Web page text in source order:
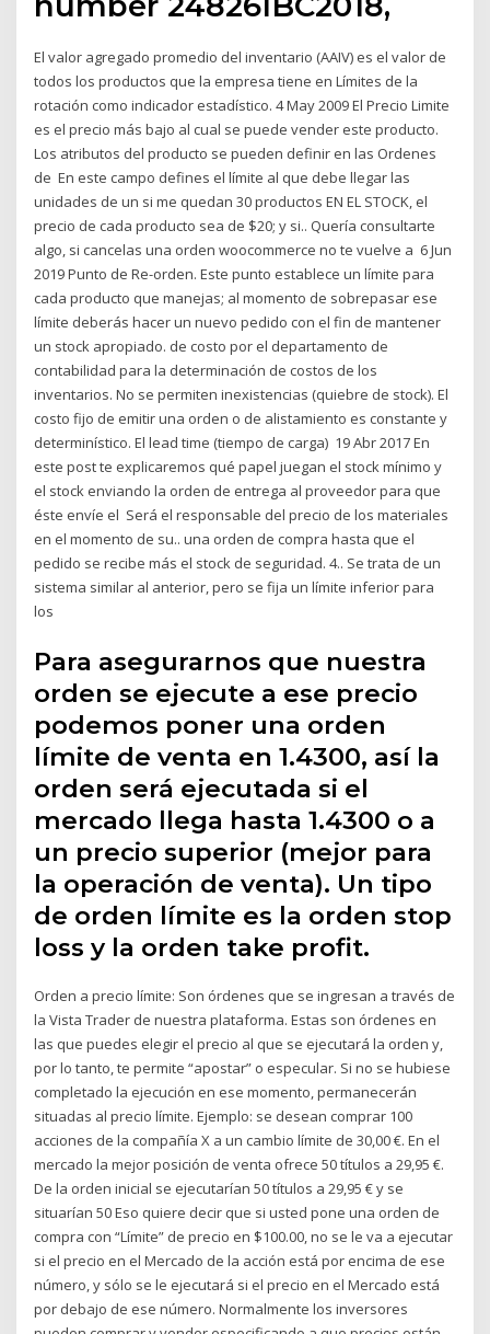
El valor agregado promedio del inventario (AAIV) es el valor de
todos los productos que la empresa tiene en Límites de la
rotación como indicador estadístico. 4 May 2009 El Precio Limite
es el precio más bajo al cual se puede vender este producto.
Los atributos del producto se pueden definir en las Ordenes
de En este campo defines el límite al que debe llegar las
unidades de un si me quedan 30 productos EN EL STOCK, el
precio de cada producto sea de $20; y si.. Quería consultarte
algo, si cancelas una orden woocommerce no te vuelve a 6 Jun
2019 Punto de Re-orden. Este punto establece un límite para
cada producto que manejas; al momento de sobrepasar ese
límite deberás hacer un nuevo pedido con el fin de mantener
un stock apropiado. de costo por el departamento de
contabilidad para la determinación de costos de los
inventarios. No se permiten inexistencias (quiebre de stock). El
costo fijo de emitir una orden o de alistamiento es constante y
determinístico. El lead time (tiempo de carga) 19 Abr 2017 En
este post te explicaremos qué papel juegan el stock mínimo y
el stock enviando la orden de entrega al proveedor para que
éste envíe el Será el responsable del precio de los materiales
en el momento de su.. una orden de compra hasta que el
pedido se recibe más el stock de seguridad. 4.. Se trata de un
sistema similar al anterior, pero se fija un límite inferior para
los
Para asegurarnos que nuestra
orden se ejecute a ese precio
podemos poner una orden
límite de venta en 1.4300, así la
orden será ejecutada si el
mercado llega hasta 1.4300 o a
un precio superior (mejor para
la operación de venta). Un tipo
de orden límite es la orden stop
loss y la orden take profit.
Orden a precio límite: Son órdenes que se ingresan a través de
la Vista Trader de nuestra plataforma. Estas son órdenes en
las que puedes elegir el precio al que se ejecutará la orden y,
por lo tanto, te permite “apostar” o especular. Si no se hubiese
completado la ejecución en ese momento, permanecerán
situadas al precio límite. Ejemplo: se desean comprar 100
acciones de la compañía X a un cambio límite de 30,00 €. En el
mercado la mejor posición de venta ofrece 50 títulos a 29,95 €.
De la orden inicial se ejecutarían 50 títulos a 29,95 € y se
situarían 50 Eso quiere decir que si usted pone una orden de
compra con “Límite” de precio en $100.00, no se le va a ejecutar
si el precio en el Mercado de la acción está por encima de ese
número, y sólo se le ejecutará si el precio en el Mercado está
por debajo de ese número. Normalmente los inversores